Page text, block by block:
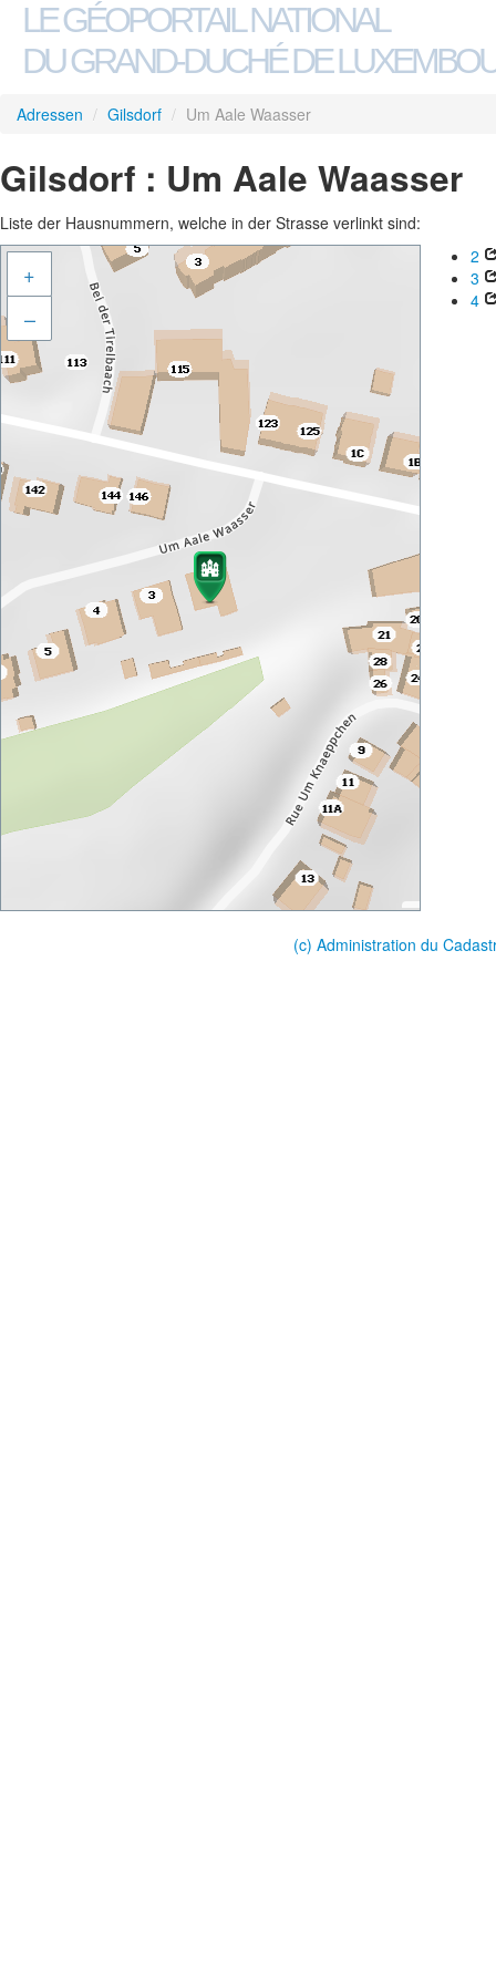
LE GÉOPORTAIL NATIONAL
DU GRAND-DUCHÉ DE
Adressen / Gilsdorf / Um Aale Waasser
Gilsdorf : Um Aale Waasser
Liste der Hausnummern, welche in der Strasse verlinkt sind:
+
–
2
3
4
(c) Administration du